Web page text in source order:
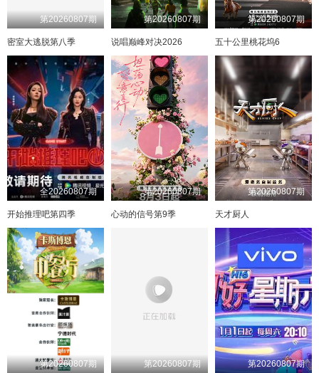
254 255 256 257
258 259 EP271
EP272 EP273 EP274 EP275
EP276 EP277 EP278 EP279
EP280 EP281 EP282 EP283
EP284 EP285 EP286 EP287
EP288 EP289 EP290 EP291
EP292 EP293
EP296 EP299
EP300 EP303
EP304 EP307
EP311
EP312 EP315
145 146 147 148
149 150 152
153 154
157 158 159 160
161 162 163 164
165 166 167 168
169 170 171 172
173 174
177 180
181 184
185 188
192
193 196
105 106 107 108
109 110 112
113 114
117 118 119 120
121 122 123 124
125 126 127 128
129 130 131 132
133 134
137 140
141 144
145 148
152
153 156
第20260807期
密室大逃脱第八季
第20260807期
说唱巅峰对决2026
第20260807期
五十公里桃花坞6
全20260807期
开始推理吧第四季
第20260807期
心动的信号第9季
第20260807期
天才厨人
第20260807期 第20260807期 第20260807期